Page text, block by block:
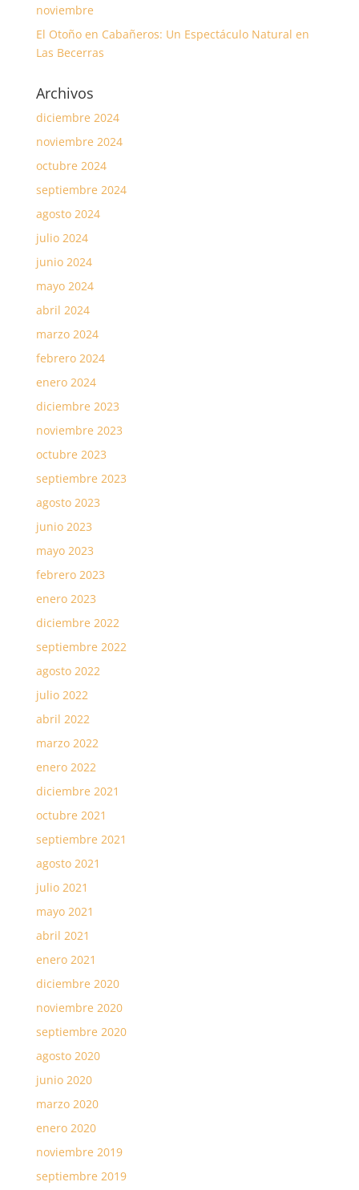
noviembre
El Otoño en Cabañeros: Un Espectáculo Natural en
Las Becerras
Archivos
diciembre 2024
noviembre 2024
octubre 2024
septiembre 2024
agosto 2024
julio 2024
junio 2024
mayo 2024
abril 2024
marzo 2024
febrero 2024
enero 2024
diciembre 2023
noviembre 2023
octubre 2023
septiembre 2023
agosto 2023
junio 2023
mayo 2023
febrero 2023
enero 2023
diciembre 2022
septiembre 2022
agosto 2022
julio 2022
abril 2022
marzo 2022
enero 2022
diciembre 2021
octubre 2021
septiembre 2021
agosto 2021
julio 2021
mayo 2021
abril 2021
enero 2021
diciembre 2020
noviembre 2020
septiembre 2020
agosto 2020
junio 2020
marzo 2020
enero 2020
noviembre 2019
septiembre 2019